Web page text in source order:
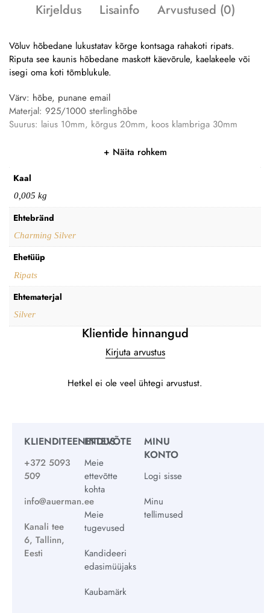
Kirjeldus Lisainfo Arvustused (0)
Võluv hõbedane lukustatav kõrge kontsaga rahakoti ripats.
Riputa see kaunis hõbedane maskott käevõrule, kaelakeele või
isegi oma koti tõmblukule.
Värv: hõbe, punane email
Materjal: 925/1000 sterlinghõbe
Suurus: laius 10mm, kõrgus 20mm, koos klambriga 30mm
Näita rohkem
Kaal
0,005 kg
Ehtebränd
Charming Silver
Ehetüüp
Ripats
Ehtematerjal
Silver
Klientide hinnangud
Kirjuta arvustus
Hetkel ei ole veel ühtegi arvustust.
KLIENDITEENINDUS
+372 5093
509
info@auerman.ee
Kanali tee
6, Tallinn,
Eesti
ETTEVÕTE
Meie
ettevõtte
kohta
Meie
tugevused
Kandideeri
edasimüüjaks
Kaubamärk
MINU
KONTO
Logi sisse
Minu
tellimused